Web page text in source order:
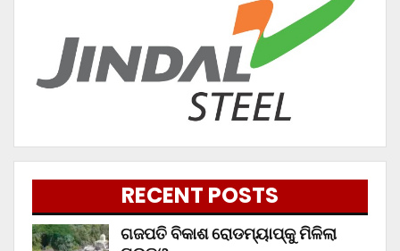
RECENT POSTS
ଗଜପତି ବିକାଶ ରୋଡମ୍ୟାପ୍‌କୁ ମିଳିଲା